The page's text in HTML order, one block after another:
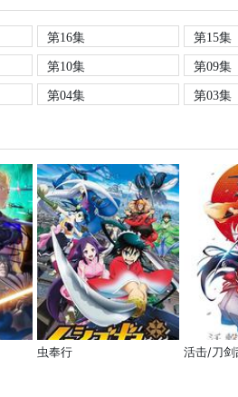
第16集 第15集
第10集 第09集
第04集 第03集
虫奉行 活击/刀剑